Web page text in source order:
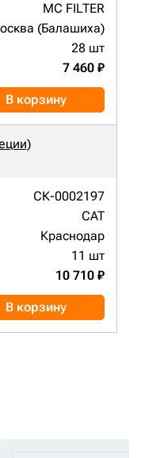
MC FILTER
(Балашиха)
28 шт
7 460 ₽
В корзину
СК-0002197
CAT
Краснодар
11 шт
10 710 ₽
В корзину